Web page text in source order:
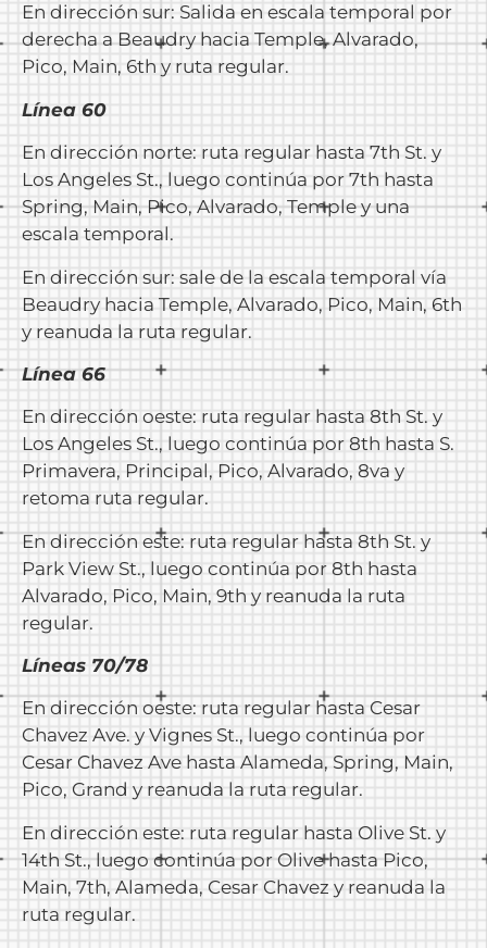
En dirección sur: Salida en escala temporal por
derecha a Beaudry hacia Temple, Alvarado,
Pico, Main, 6th y ruta regular.
Línea 60
En dirección norte: ruta regular hasta 7th St. y
Los Angeles St., luego continúa por 7th hasta
Spring, Main, Pico, Alvarado, Temple y una
escala temporal.
En dirección sur: sale de la escala temporal vía
Beaudry hacia Temple, Alvarado, Pico, Main, 6th
y reanuda la ruta regular.
Línea 66
En dirección oeste: ruta regular hasta 8th St. y
Los Angeles St., luego continúa por 8th hasta S.
Primavera, Principal, Pico, Alvarado, 8va y
retoma ruta regular.
En dirección este: ruta regular hasta 8th St. y
Park View St., luego continúa por 8th hasta
Alvarado, Pico, Main, 9th y reanuda la ruta
regular.
Líneas 70/78
En dirección oeste: ruta regular hasta Cesar
Chavez Ave. y Vignes St., luego continúa por
Cesar Chavez Ave hasta Alameda, Spring, Main,
Pico, Grand y reanuda la ruta regular.
En dirección este: ruta regular hasta Olive St. y
14th St., luego continúa por Olive hasta Pico,
Main, 7th, Alameda, Cesar Chavez y reanuda la
ruta regular.